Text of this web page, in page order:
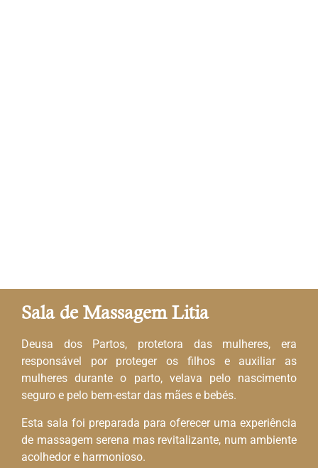
Sala de Massagem Litia
Deusa dos Partos, protetora das mulheres, era
responsável por proteger os filhos e auxiliar as
mulheres durante o parto, velava pelo nascimento
seguro e pelo bem-estar das mães e bebés.
Esta sala foi preparada para oferecer uma experiência
de massagem serena mas revitalizante, num ambiente
acolhedor e harmonioso.